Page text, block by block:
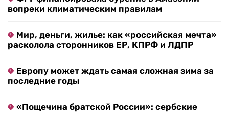
вопреки климатическим правилам
Мир, деньги, жилье: как «российская мечта»
расколола сторонников ЕР, КПРФ и ЛДПР
Европу может ждать самая сложная зима за
последние годы
«Пощечина братской России»: сербские